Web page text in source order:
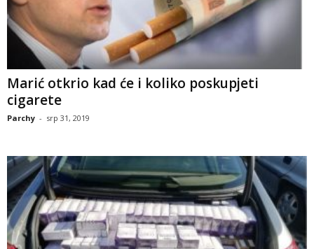
Marić otkrio kad će i koliko poskupjeti
cigarete
Parchy - srp 31, 2019